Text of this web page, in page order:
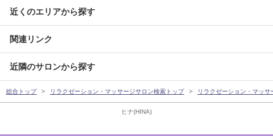
ヒナ(HINA)
近くのエリアから探す
関連リンク
近隣のサロンから探す
総合トップ リラクゼーション・マッサージサロン検索トップ リラクゼーション・マッ